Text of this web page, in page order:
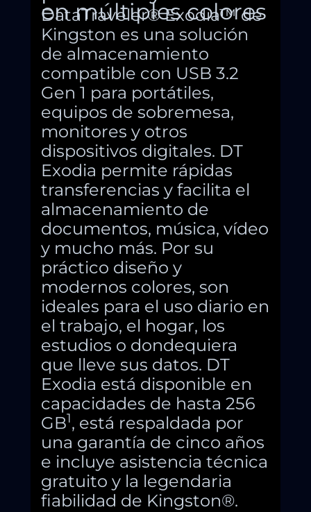
en múltiples colores
DataTraveler® Exodia™ de
Kingston es una solución
de almacenamiento
compatible con USB 3.2
Gen 1 para portátiles,
equipos de sobremesa,
monitores y otros
dispositivos digitales. DT
Exodia permite rápidas
transferencias y facilita el
almacenamiento de
documentos, música, vídeo
y mucho más. Por su
práctico diseño y
modernos colores, son
ideales para el uso diario en
el trabajo, el hogar, los
estudios o dondequiera
que lleve sus datos. DT
Exodia está disponible en
capacidades de hasta 256
GB1, está respaldada por
una garantía de cinco años
e incluye asistencia técnica
gratuito y la legendaria
fiabilidad de Kingston®.